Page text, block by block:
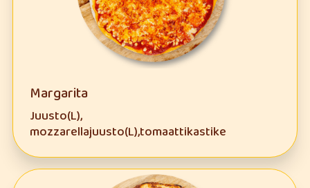
Margarita
Juusto(L),
mozzarellajuusto(L),tomaattikastike